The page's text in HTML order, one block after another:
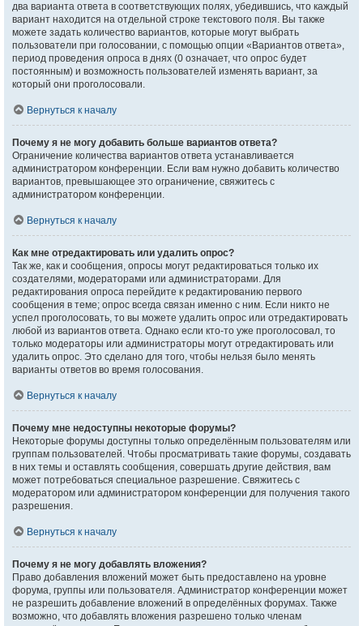
два варианта ответа в соответствующих полях, убедившись, что каждый
вариант находится на отдельной строке текстового поля. Вы также
можете задать количество вариантов, которые могут выбрать
пользователи при голосовании, с помощью опции «Вариантов ответа»,
период проведения опроса в днях (0 означает, что опрос будет
постоянным) и возможность пользователей изменять вариант, за
который они проголосовали.
Вернуться к началу
Почему я не могу добавить больше вариантов ответа?
Ограничение количества вариантов ответа устанавливается
администратором конференции. Если вам нужно добавить количество
вариантов, превышающее это ограничение, свяжитесь с
администратором конференции.
Вернуться к началу
Как мне отредактировать или удалить опрос?
Так же, как и сообщения, опросы могут редактироваться только их
создателями, модераторами или администраторами. Для
редактирования опроса перейдите к редактированию первого
сообщения в теме; опрос всегда связан именно с ним. Если никто не
успел проголосовать, то вы можете удалить опрос или отредактировать
любой из вариантов ответа. Однако если кто-то уже проголосовал, то
только модераторы или администраторы могут отредактировать или
удалить опрос. Это сделано для того, чтобы нельзя было менять
варианты ответов во время голосования.
Вернуться к началу
Почему мне недоступны некоторые форумы?
Некоторые форумы доступны только определённым пользователям или
группам пользователей. Чтобы просматривать такие форумы, создавать
в них темы и оставлять сообщения, совершать другие действия, вам
может потребоваться специальное разрешение. Свяжитесь с
модератором или администратором конференции для получения такого
разрешения.
Вернуться к началу
Почему я не могу добавлять вложения?
Право добавления вложений может быть предоставлено на уровне
форума, группы или пользователя. Администратор конференции может
не разрешить добавление вложений в определённых форумах. Также
возможно, что добавлять вложения разрешено только членам